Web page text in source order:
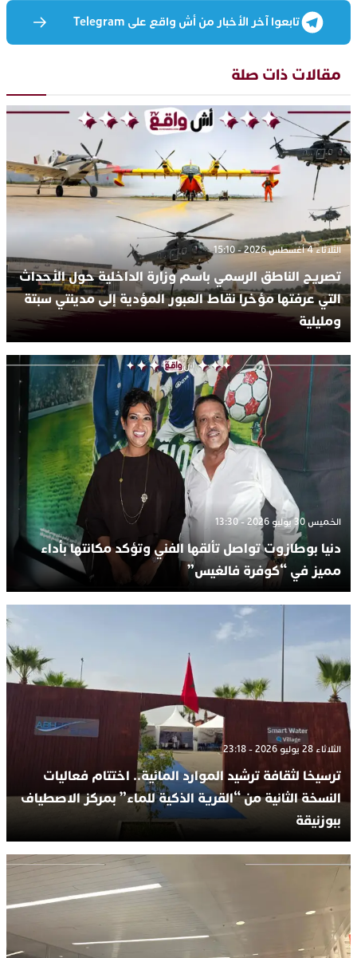
تابعوا آخر الأخبار من أش واقع على Telegram
مقالات ذات صلة
الثلاثاء 4 أغسطس 2026 - 15:10
تصريح الناطق الرسمي باسم وزارة الداخلية حول الأحداث
التي عرفتها مؤخرا نقاط العبور المؤدية إلى مدينتي سبتة
ومليلية
الخميس 30 يوليو 2026 - 13:30
دنيا بوطازوت تواصل تألقها الفني وتؤكد مكانتها بأداء
مميز في “كوفرة فالغيس”
الثلاثاء 28 يوليو 2026 - 23:18
ترسيخا لثقافة ترشيد الموارد المائية.. اختتام فعاليات
النسخة الثانية من “القرية الذكية للماء” بمركز الاصطياف
ببوزنيقة